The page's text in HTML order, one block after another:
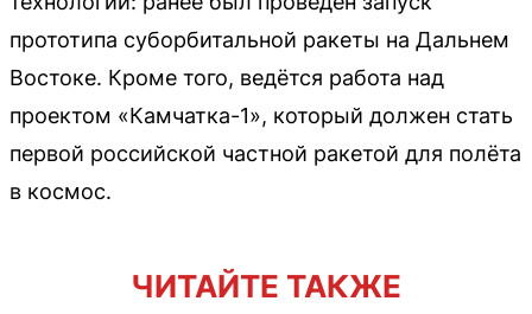
прототипа суборбитальной ракеты на Дальнем
Востоке. Кроме того, ведётся работа над
проектом «Камчатка-1», который должен стать
первой российской частной ракетой для полёта
в космос.
ЧИТАЙТЕ ТАКЖЕ